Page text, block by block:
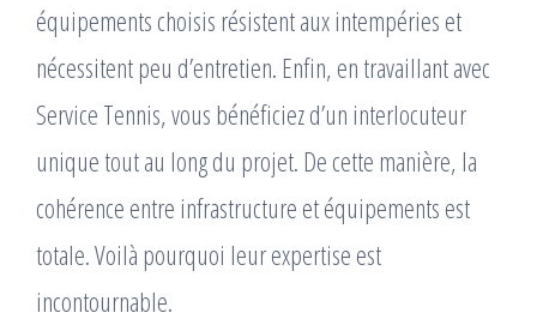
équipements choisis résistent aux intempéries et
nécessitent peu d’entretien. Enfin, en travaillant avec
Service Tennis, vous bénéficiez d’un interlocuteur
unique tout au long du projet. De cette manière, la
cohérence entre infrastructure et équipements est
totale. Voilà pourquoi leur expertise est
incontournable.